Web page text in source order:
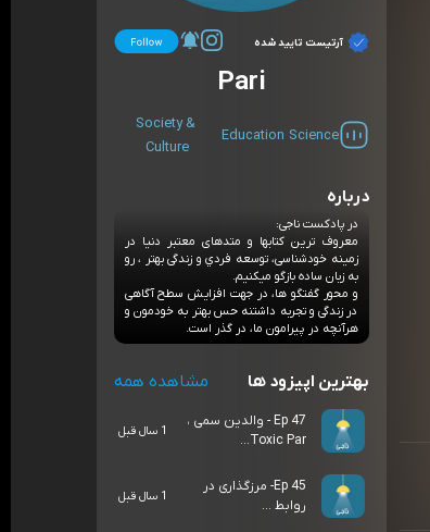
آرتیست تایید شده
Pari
Science
Education
Society &
Culture
درباره
در پادکست ناجی:
معروف ترین کتابها و متدهای معتبر دنیا در
زمینه خودشناسی، توسعه فردي و زندگی بهتر ، رو
به زبان ساده بازگو میکنیم.
و محور گفتگو ها، در جهت افزایش سطح آگاهی
در زندگی و تجربه داشتنه حس بهتر به خودمون و
هرآنچه در پیرامون ما، در گذر است.
بهترین اپیزود ها مشاهده همه
Ep 47 - والدین سمی ،
Toxic Par...
1 سال قبل
Ep 45- مرزگذاری در
روابط ...
1 سال قبل